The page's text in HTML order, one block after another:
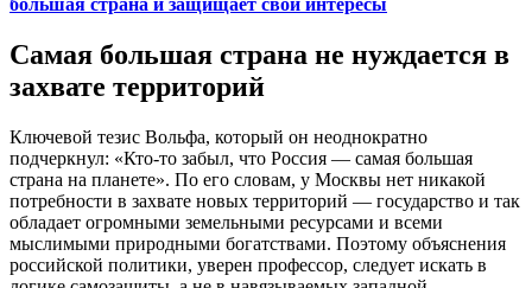
Самая большая страна не нуждается в
захвате территорий
Ключевой тезис Вольфа, который он неоднократно
подчеркнул: «Кто-то забыл, что Россия — самая большая
страна на планете». По его словам, у Москвы нет никакой
потребности в захвате новых территорий — государство и так
обладает огромными земельными ресурсами и всеми
мыслимыми природными богатствами. Поэтому объяснения
российской политики, уверен профессор, следует искать в